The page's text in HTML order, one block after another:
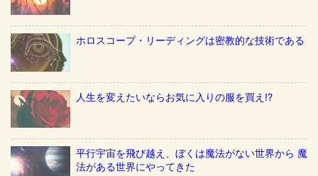
ホロスコープ・リーディングは密教的な技術である
人生を変えたいならお気に入りの服を買え!?
平行宇宙を飛び越え、ぼくは魔法がない世界から 魔
法がある世界にやってきた